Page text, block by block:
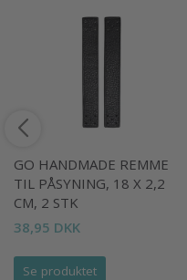
GO HANDMADE REMME
TIL PÅSYNING, 18 X 2,2
CM, 2 STK
38,95 DKK
Se produktet